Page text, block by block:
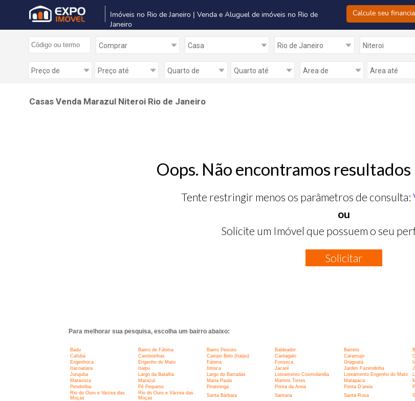
Imóveis no Rio de Janeiro | Venda e Aluguel de imóveis no Rio de
Janeiro
Calcule seu
Casas Venda Marazul Niteroi Rio de Janeiro
Oops. Não encontramos resultados
Tente restringir menos os parâmetros de consulta:
ou
Solicite um Imóvel que possuem o seu
Solicitar
Para melhorar sua pesquisa, escolha um bairro abaixo:
Badu Bairro de Fátima Bairro Peixoto Baldeador Barreto
Cafubá
Camboinhas Campo Belo (Itaipu) Cantagalo Caramujo
Engenhoca
Engenho do Mato Fátima Fonseca Gragoatá
Itacoatiara
Itaipu Ititioca Jacaré Jardim Fazendinha
Jurujuba
Largo da Batalha Largo do Barradas Loteamento Cosmolandia Loteamento Engenho do Mato
Maravista
Marazul Maria Paula Martins Torres Matapaca
Pendotiba
Pé Pequeno Piratininga Ponta da Areia Ponta D'areia
Rio do Ouro e Varzea das
Moças
Rio do Ouro e Várzea das
Moças
Santa Bárbara Santana Santa Rosa